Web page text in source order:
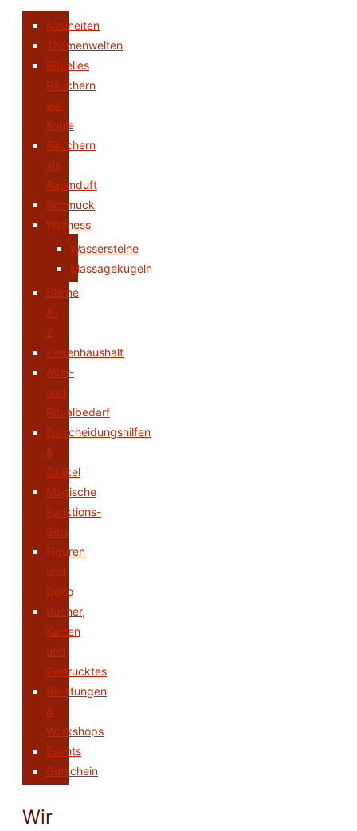
Neuheiten
Themenwelten
Rituelles
Räuchern
auf
Kohle
Räuchern
als
Raumduft
Schmuck
Wellness
Wassersteine
Massagekugeln
Steine
A-
Z
Hexenhaushalt
Altar-
und
Ritualbedarf
Entscheidungshilfen
&
Orakel
Magische
Funktions-
Sets
Figuren
und
Deko
Bücher,
Karten
und
Gedrucktes
Beratungen
&
Workshops
Events
Gutschein
Wir